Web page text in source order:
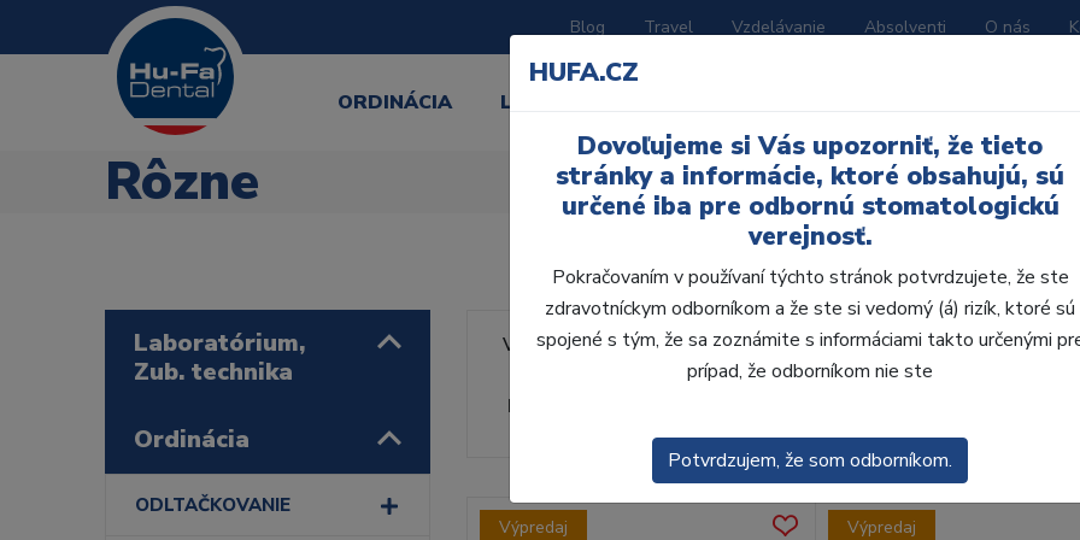
Blog Travel Vzdelávanie Absolventi O nás
ORDINÁCIA LABORATÓRIUM
Rôzne
Laboratórium,
Zub. technika
Ordinácia
ODLTAČKOVANIE
Výrobca:
Radenie
Výpredaj Výpredaj
HUFA.CZ
Dovoľujeme si Vás upozorniť, že tieto
stránky a informácie, ktoré obsahujú, sú
určené iba pre odbornú stomatologickú
verejnosť.
Pokračovaním v používaní týchto stránok potvrdzujete, že ste
zdravotníckym odborníkom a že ste si vedomý (á) rizík, ktoré sú
spojené s tým, že sa zoznámite s informáciami takto určenými
prípad, že odborníkom nie ste
Potvrdzujem, že som odborníkom.